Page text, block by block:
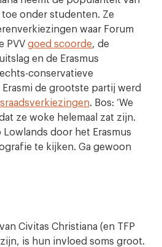
onder studenten. Ze
waar Forum
PVV goed scoorde, de
en de Erasmus
conservatieve
de grootste partij werd
. Bos: ‘We
ze woke helemaal zat zijn.
door het Erasmus
te kijken. Ga gewoon
Civitas Christiana (en TFP
is hun invloed soms groot.